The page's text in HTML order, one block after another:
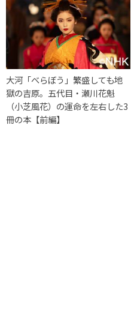
大河「べらぼう」繁盛しても地
獄の吉原。五代目・瀬川花魁
（小芝風花）の運命を左右した3
冊の本【前編】